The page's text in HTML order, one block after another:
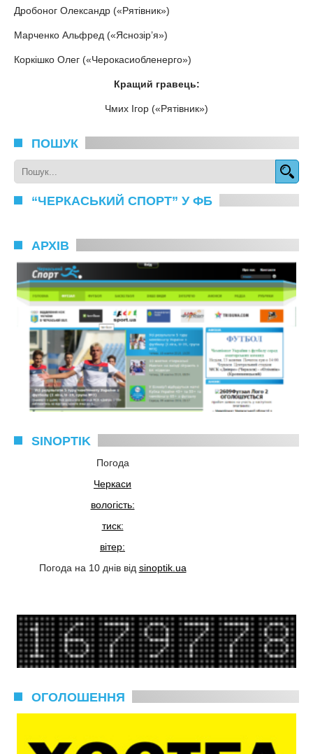
Дробоног Олександр («Рятівник»)
Марченко Альфред («Яснозір’я»)
Коркішко Олег («Черокасиобленерго»)
Кращий гравець:
Чмих Ігор («Рятівник»)
ПОШУК
“ЧЕРКАСЬКИЙ СПОРТ” У ФБ
АРХІВ
SINOPTIK
Погода
Черкаси
вологість:
тиск:
вітер:
Погода на 10 днів від sinoptik.ua
ОГОЛОШЕННЯ